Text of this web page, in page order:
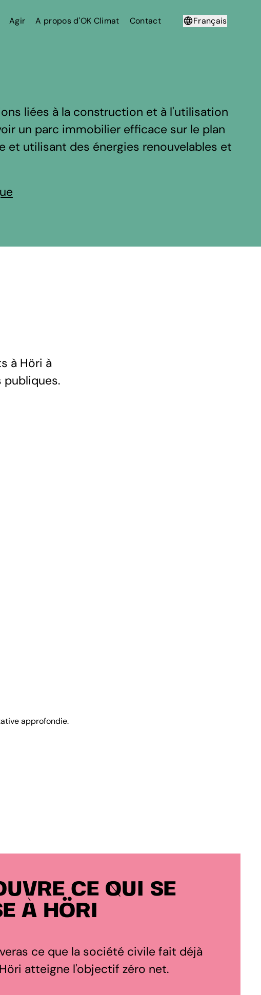
Agir A propos d'OK Climat Contact
Français
liées à la construction et à l'utilisation
un parc immobilier efficace sur le plan
et utilisant des énergies renouvelables et
à Höri à
publiques.
approfondie.
CE QUI SE
À HÖRI
ce que la société civile fait déjà
atteigne l'objectif zéro net.